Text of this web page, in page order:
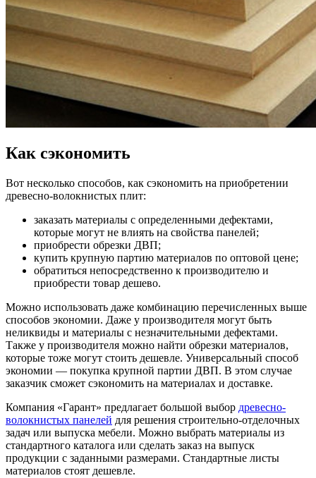
Как сэкономить
Вот несколько способов, как сэкономить на приобретении
древесно-волокнистых плит:
заказать материалы с определенными дефектами,
которые могут не влиять на свойства панелей;
приобрести обрезки ДВП;
купить крупную партию материалов по оптовой цене;
обратиться непосредственно к производителю и
приобрести товар дешево.
Можно использовать даже комбинацию перечисленных выше
способов экономии. Даже у производителя могут быть
неликвиды и материалы с незначительными дефектами.
Также у производителя можно найти обрезки материалов,
которые тоже могут стоить дешевле. Универсальный способ
экономии — покупка крупной партии ДВП. В этом случае
заказчик сможет сэкономить на материалах и доставке.
Компания «Гарант» предлагает большой выбор древесно-
волокнистых панелей для решения строительно-отделочных
задач или выпуска мебели. Можно выбрать материалы из
стандартного каталога или сделать заказ на выпуск
продукции с заданными размерами. Стандартные листы
материалов стоят дешевле.